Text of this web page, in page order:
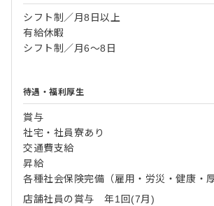
シフト制／月8日以上
有給休暇
シフト制／月6～8日
待遇・福利厚生
賞与
社宅・社員寮あり
交通費支給
昇給
各種社会保険完備（雇用・労災・健康・
店舗社員の賞与 年1回(7月)